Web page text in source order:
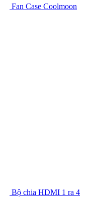
Fan Case Coolmoon
Bộ chia HDMI 1 ra 4